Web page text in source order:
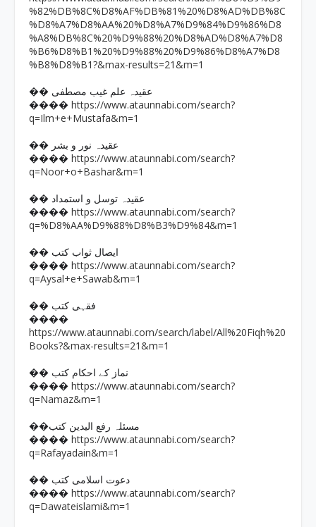
%82%DB%8C%D8%AF%DB%81%20%D8%AD%DB%8C
%D8%A7%D8%AA%20%D8%A7%D9%84%D9%86%D8
%A8%DB%8C%20%D9%88%20%D8%AD%D8%A7%D8
%B6%D8%B1%20%D9%88%20%D9%86%D8%A7%D8
%B8%D8%B1?&max-results=21&m=1
�� عقیدہ علم غیب مصطفی
���� https://www.ataunnabi.com/search?
q=Ilm+e+Mustafa&m=1
�� عقیدہ نور و بشر
���� https://www.ataunnabi.com/search?
q=Noor+o+Bashar&m=1
�� عقیدہ توسل و استمداد
���� https://www.ataunnabi.com/search?
q=%D8%AA%D9%88%D8%B3%D9%84&m=1
�� ایصال ثواب کتب
���� https://www.ataunnabi.com/search?
q=Aysal+e+Sawab&m=1
�� فقہی کتب
����
https://www.ataunnabi.com/search/label/All%20Fiqh%20
Books?&max-results=21&m=1
�� نماز کے احکام کتب
���� https://www.ataunnabi.com/search?
q=Namaz&m=1
��مسئلہ رفع الیدین کتب
���� https://www.ataunnabi.com/search?
q=Rafayadain&m=1
�� دعوت اسلامی کتب
���� https://www.ataunnabi.com/search?
q=Dawateislami&m=1